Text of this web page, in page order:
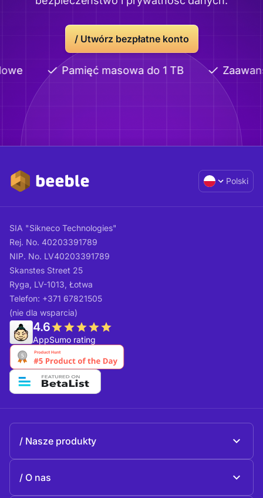
/ Utwórz bezpłatne konto
Pamięć masowa do 1 TB
Polski
SIA "Sikneco Technologies"
Rej. No. 40203391789
NIP. No. LV40203391789
Skanstes Street 25
Ryga, LV-1013, Łotwa
Telefon: +371 67821505
(nie dla wsparcia)
4.6
AppSumo rating
Nasze produkty
O nas